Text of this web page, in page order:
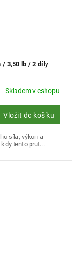
/ 3,50 lb / 2 díly
Skladem v eshopu
Vložit do košíku
síla, výkon a
tento prut...